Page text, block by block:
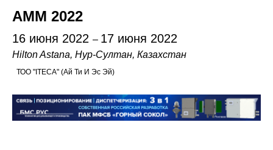
АММ 2022
16 июня 2022 – 17 июня 2022
Hilton Astana, Нур-Султан, Казахстан
ТОО "ITECA" (Ай Ти И Эс Эй)